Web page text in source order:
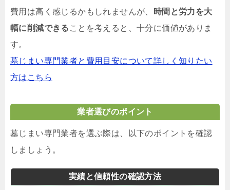
費用は高く感じるかもしれませんが、
時間と労力を大
幅に削減できる ことを考えると、十分に価値がありま
す。
墓じまい専門業者と費用目安について詳しく知りたい
方はこちら
業者選びのポイント
墓じまい専門業者を選ぶ際は、以下のポイントを確認
しましょう。
実績と信頼性の確認方法